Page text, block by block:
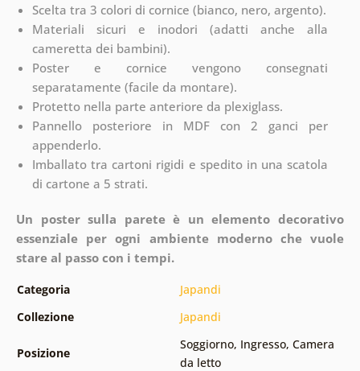
Scelta tra 3 colori di cornice (bianco, nero, argento).
Materiali sicuri e inodori (adatti anche alla
cameretta dei bambini).
Poster e cornice vengono consegnati
separatamente (facile da montare).
Protetto nella parte anteriore da plexiglass.
Pannello posteriore in MDF con 2 ganci per
appenderlo.
Imballato tra cartoni rigidi e spedito in una scatola
di cartone a 5 strati.
Un poster sulla parete è un elemento decorativo
essenziale per ogni ambiente moderno che vuole
stare al passo con i tempi.
Categoria
Japandi
Collezione
Japandi
Posizione
Soggiorno, Ingresso, Camera
da letto